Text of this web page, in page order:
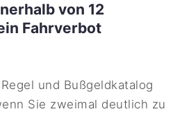
von 12
Fahrverbot
und Bußgeldkatalog
Sie zweimal deutlich zu